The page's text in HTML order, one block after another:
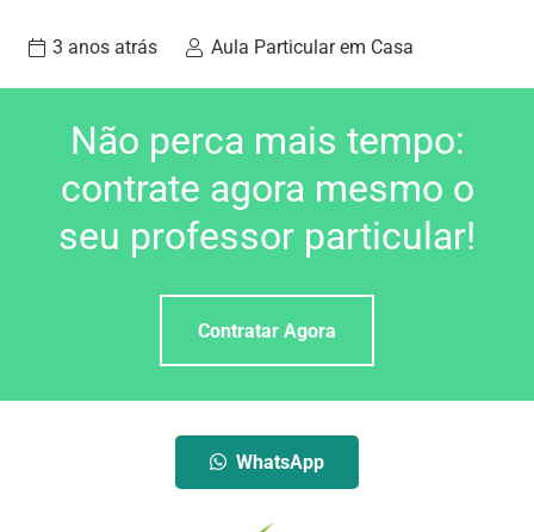
3 anos atrás Aula Particular em Casa
Não perca mais tempo:
contrate agora mesmo o
seu professor particular!
Contratar Agora
WhatsApp